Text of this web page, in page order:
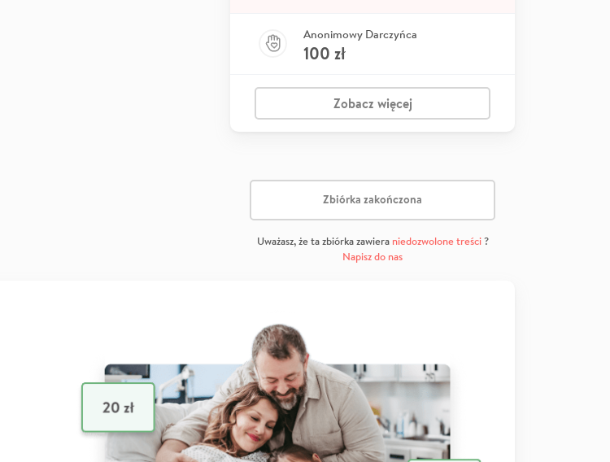
Anonimowy Darczyńca
100 zł
Zobacz więcej
Zbiórka zakończona
Uważasz, że ta zbiórka zawiera niedozwolone treści?
Napisz do nas